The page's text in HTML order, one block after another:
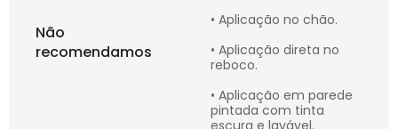
Não
recomendamos
• Aplicação no chão.
• Aplicação direta no
reboco.
• Aplicação em parede
pintada com tinta